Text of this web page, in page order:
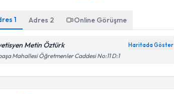
1 Adres 2 Online Görüşme
Metin Öztürk Haritada Göster
Mahallesi Öğretmenler Caddesi No:11 D:1